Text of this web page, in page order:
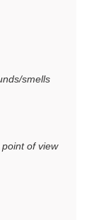
smells
of view